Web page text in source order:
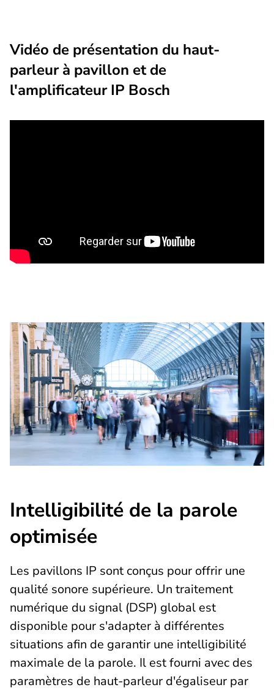
Vidéo de présentation du haut-
parleur à pavillon et de
l'amplificateur IP Bosch
Intelligibilité de la parole
optimisée
Les pavillons IP sont conçus pour offrir une
qualité sonore supérieure. Un traitement
numérique du signal (DSP) global est
disponible pour s'adapter à différentes
situations afin de garantir une intelligibilité
maximale de la parole. Il est fourni avec des
paramètres de haut-parleur d'égaliseur par